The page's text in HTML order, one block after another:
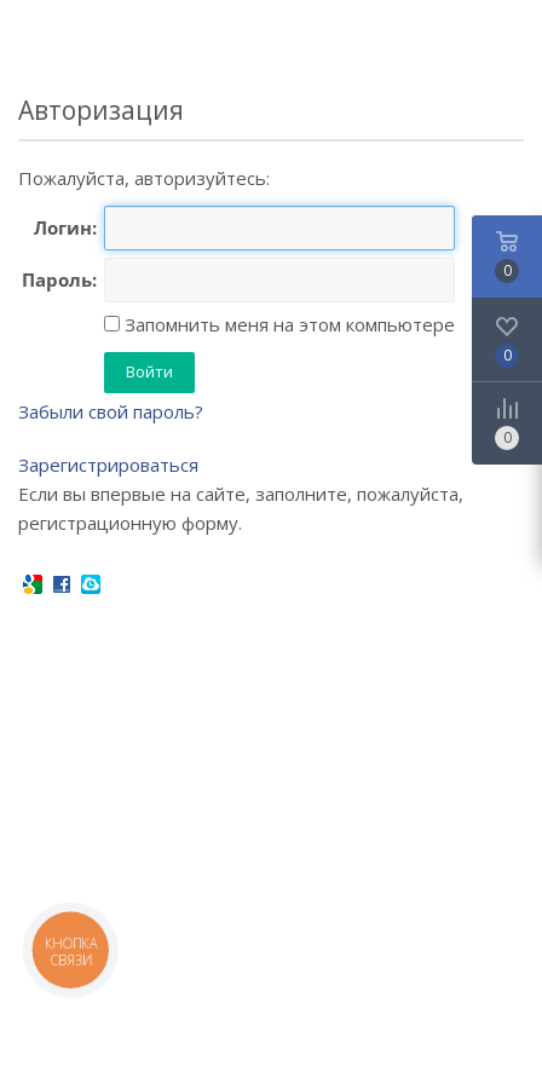
Авторизация
Пожалуйста, авторизуйтесь:
Логин:
Пароль:
Запомнить меня на этом компьютере
Забыли свой пароль?
Зарегистрироваться
Если вы впервые на сайте, заполните, пожалуйста,
регистрационную форму.
0
0
0
КНОПКА
СВЯЗИ